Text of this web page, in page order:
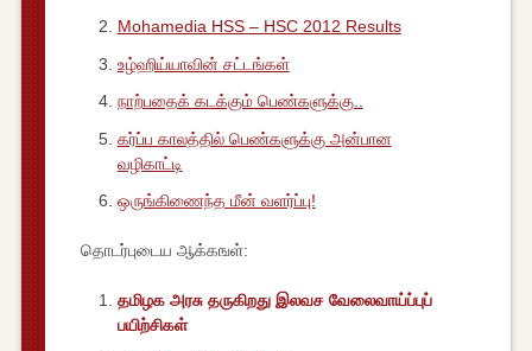
Mohamedia HSS – HSC 2012 Results
உழ்ஹிய்யாவின் சட்டங்கள்
நாற்பதைக் கடக்கும் பெண்களுக்கு..
கர்ப்ப காலத்தில் பெண்களுக்கு அன்பான
வழிகாட்டி
ஒருங்கிணைந்த மீன் வளர்ப்பு!
தொடர்புடைய ஆக்கஙள்:
தமிழக அரசு தருகிறது இலவச வேலைவாய்ப்புப்
பயிற்சிகள்‏